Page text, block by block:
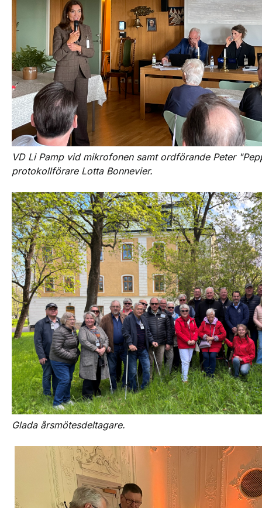
VD Li Pamp vid mikrofonen samt ordförande Peter
protokollförare Lotta Bonnevier.
Glada årsmötesdeltagare.